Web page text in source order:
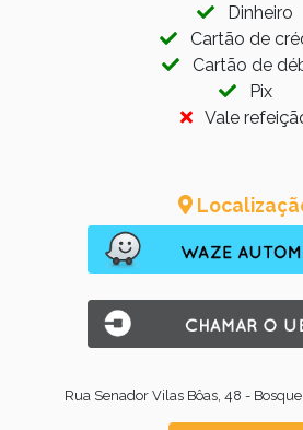
Dinheiro
Cartão de
Cartão de
Pix
Vale
Rua Senador Vilas Bôas, 48 -